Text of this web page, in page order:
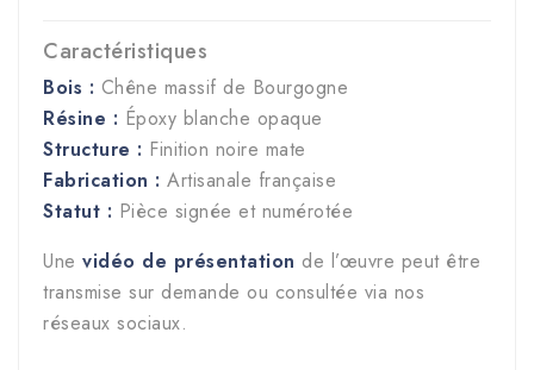
Caractéristiques
Bois : Chêne massif de Bourgogne
Résine : Époxy blanche opaque
Structure : Finition noire mate
Fabrication : Artisanale française
Statut : Pièce signée et numérotée
Une vidéo de présentation de l’œuvre peut être
transmise sur demande ou consultée via nos
réseaux sociaux.